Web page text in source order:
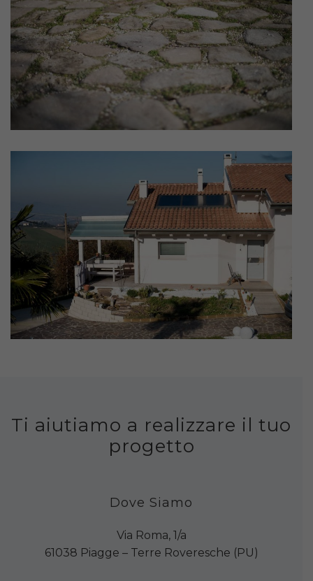
Ti aiutiamo a realizzare il tuo
progetto
Dove Siamo
Via Roma, 1/a
61038 Piagge – Terre Roveresche (PU)